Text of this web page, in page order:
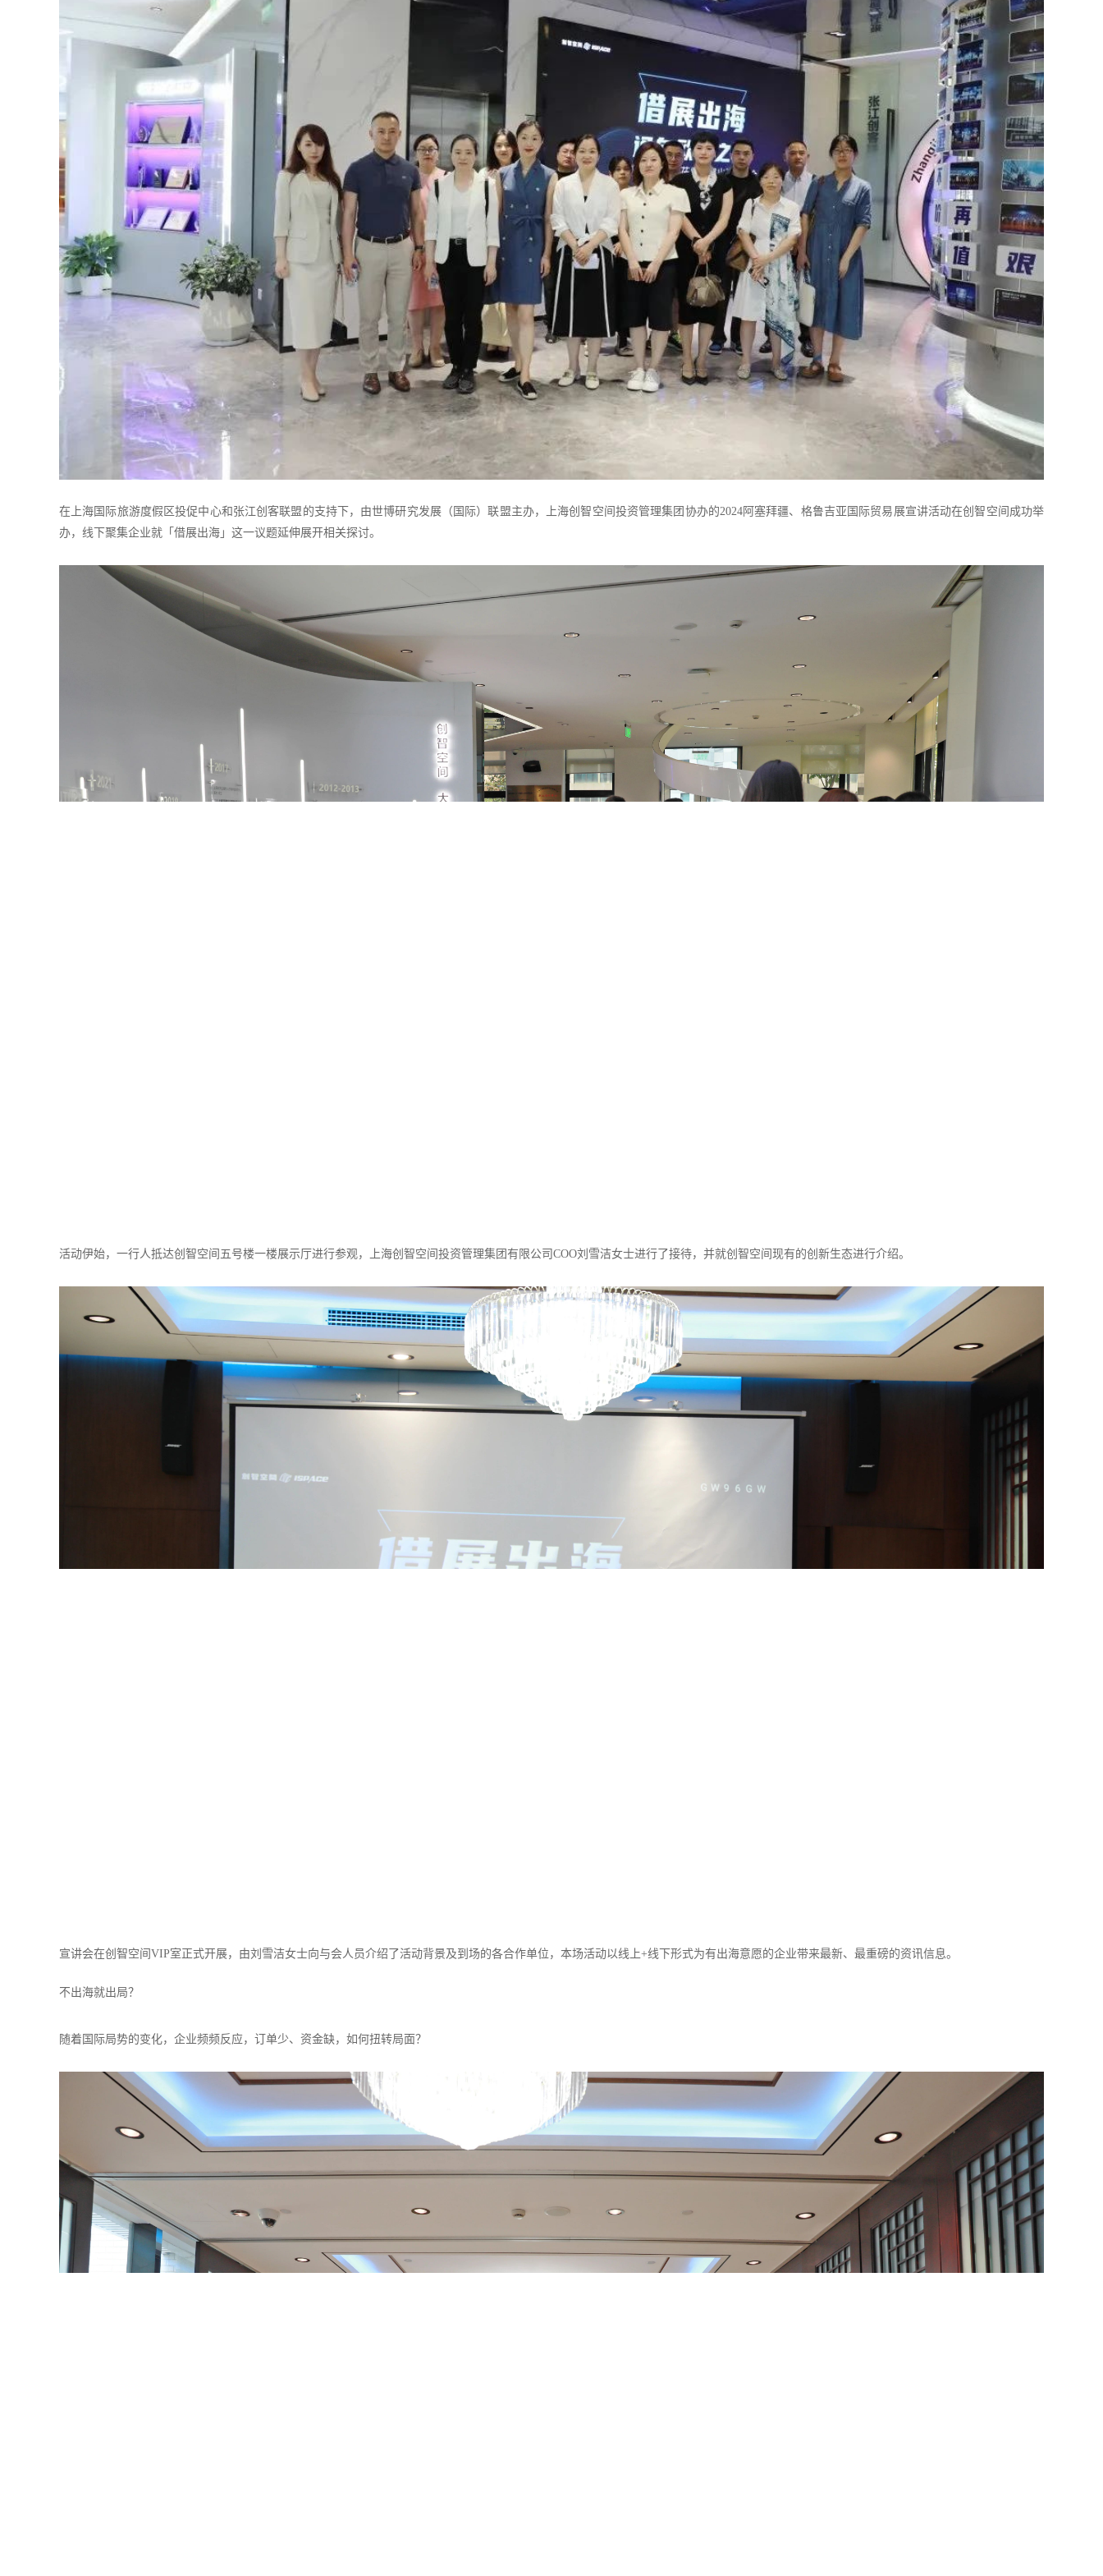
在上海国际旅游度假区投促中心和张江创客联盟的支持下，由世博研究发展（国际）联盟主办，上海创智空间投资管理集团协办的2024阿塞拜疆、格鲁吉亚国际贸易展宣讲活动在创智空间成功举
办，线下聚集企业就「借展出海」这一议题延伸展开相关探讨。
活动伊始，一行人抵达创智空间五号楼一楼展示厅进行参观，上海创智空间投资管理集团有限公司 COO刘雪洁女士进行了接待，并就创智空间现有的创新生态进行介绍。
宣讲会在创智空间 VIP室正式开展，由刘雪洁女士向与会人员介绍了活动背景及到场的各合作单位，本场活动以线上+线下形式为有出海意愿的企业带来最新、最重磅的资讯信息。
不出海就出局？
随着国际局势的变化，企业频频反应，订单少、资金缺，如何扭转局面？